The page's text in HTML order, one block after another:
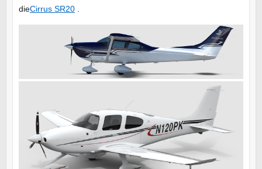
dieCirrus SR20.